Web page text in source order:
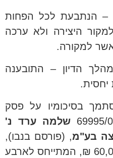
הנתבעת לכל הפחות
היצירה ולא ערכה
למקורה.
הדיון – התובענה
יחסית.
בסיכומיו על פסק
שלמה ערד נ'
בע"מ, (פורסם בנבו),
בו נקבע פיצוי בסך של 60,000 ₪, המתייחס לארבע